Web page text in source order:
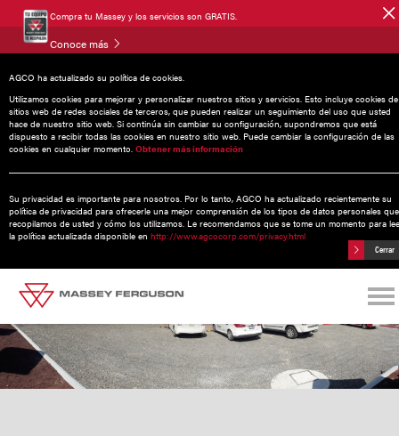
Compra tu Massey y los servicios son GRATIS.
Conoce más
AGCO ha actualizado su política de cookies.
Utilizamos cookies para mejorar y personalizar nuestros sitios y servicios. Esto incluye cookies de
sitios web de redes sociales de terceros, que pueden realizar un seguimiento del uso que usted
hace de nuestro sitio web. Si continúa sin cambiar su configuración, supondremos que está
dispuesto a recibir todas las cookies en nuestro sitio web. Puede cambiar la configuración de las
cookies en cualquier momento. Obtener más información
Su privacidad es importante para nosotros. Por lo tanto, AGCO ha actualizado recientemente su
política de privacidad para ofrecerle una mejor comprensión de los tipos de datos personales que
recopilamos de usted y cómo los utilizamos. Le recomendamos que se tome un momento para
la política actualizada disponible en http://www.agcocorp.com/privacy.html
Cerrar
Noticias
Inauguración Tuxpan